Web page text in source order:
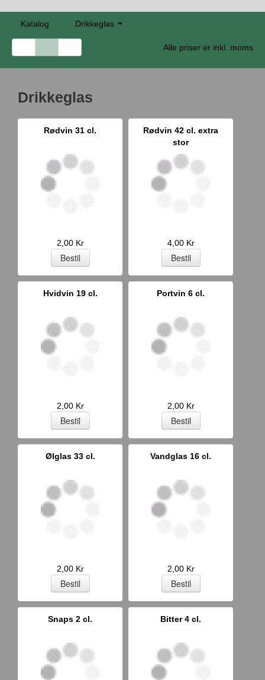
Katalog Drikkeglas
Alle priser er inkl. moms
Drikkeglas
Rødvin 31 cl.
2,00 Kr
Rødvin 42 cl. extra
stor
4,00 Kr
Hvidvin 19 cl.
2,00 Kr
Portvin 6 cl.
2,00 Kr
Ølglas 33 cl.
2,00 Kr
Vandglas 16 cl.
2,00 Kr
Snaps 2 cl. Bitter 4 cl.